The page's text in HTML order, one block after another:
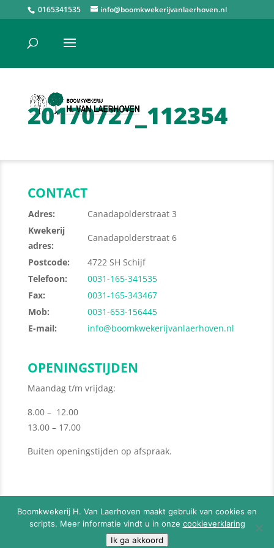
0165341535 info@boomkwekerijvanlaerhoven.nl
20170727_112354
CONTACT
Adres:
Canadapolderstraat 3
Kwekerij
adres:
Canadapolderstraat 6
Postcode:
4722 SH Schijf
Telefoon:
0031-165-341535
Fax:
0031-165-343467
Mob:
0031-653-156445
E-mail:
info@boomkwekerijvanlaerhoven.nl
OPENINGSTIJDEN
Maandag t/m vrijdag:
8.00 – 12.00
13.00 – 17.00
Buiten openingstijden op afspraak.
© 2026Boomkwekerij H. Van Laerhoven-Privacy
Policy
Boomkwekerij H. Van Laerhoven maakt gebruik van cookies en
scripts. Meer informatie vindt u in onze cookieverklaring
Ik ga akkoord